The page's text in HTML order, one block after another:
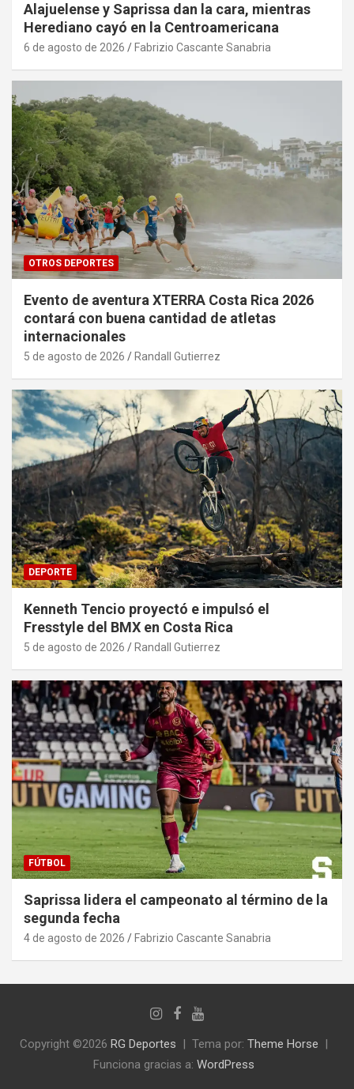
Alajuelense y Saprissa dan la cara, mientras
Herediano cayó en la Centroamericana
6 de agosto de 2026 Fabrizio Cascante Sanabria
OTROS DEPORTES
Evento de aventura XTERRA Costa Rica 2026
contará con buena cantidad de atletas
internacionales
5 de agosto de 2026 Randall Gutierrez
DEPORTE
Kenneth Tencio proyectó e impulsó el
Fresstyle del BMX en Costa Rica
5 de agosto de 2026 Randall Gutierrez
FÚTBOL
Saprissa lidera el campeonato al término de la
segunda fecha
4 de agosto de 2026 Fabrizio Cascante Sanabria
Copyright ©2026 RG Deportes‎ Tema por: Theme Horse
Funciona gracias a: WordPress